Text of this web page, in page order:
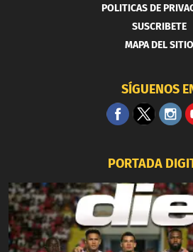
POLITICAS DE
SUSCRIBETE
MAPA DEL SITIO
SÍGUENOS
PORTADA